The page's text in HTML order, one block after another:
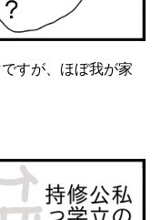
すが、ほぼ我が家